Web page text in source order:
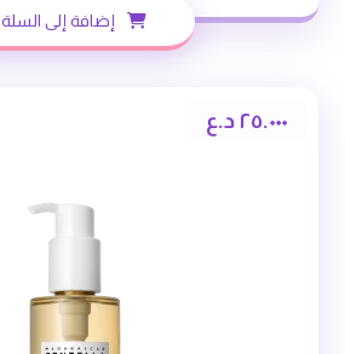
إضافة إلى السلة
٢٥.٠٠٠ د.ع